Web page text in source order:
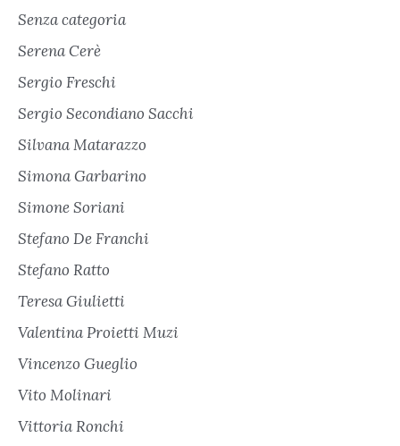
Senza categoria
Serena Cerè
Sergio Freschi
Sergio Secondiano Sacchi
Silvana Matarazzo
Simona Garbarino
Simone Soriani
Stefano De Franchi
Stefano Ratto
Teresa Giulietti
Valentina Proietti Muzi
Vincenzo Gueglio
Vito Molinari
Vittoria Ronchi